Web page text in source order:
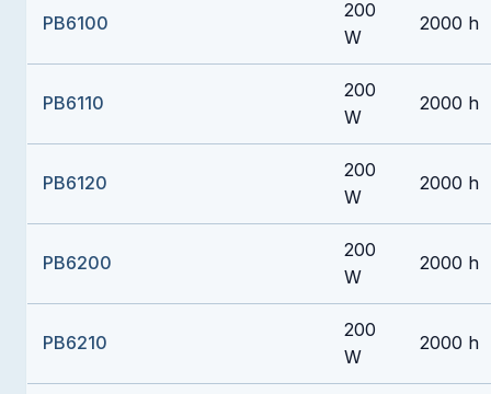
PB6100
200
W
2000 h
PB6110
200
W
2000 h
PB6120
200
W
2000 h
PB6200
200
W
2000 h
PB6210
200
W
2000 h